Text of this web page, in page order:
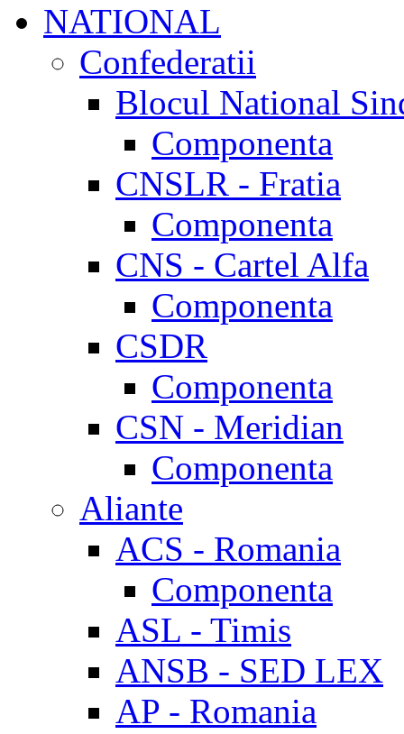
NATIONAL
Confederatii
Blocul National
Componenta
CNSLR - Fratia
Componenta
CNS - Cartel Alfa
Componenta
CSDR
Componenta
CSN - Meridian
Componenta
Aliante
ACS - Romania
Componenta
ASL - Timis
ANSB - SED LEX
AP - Romania